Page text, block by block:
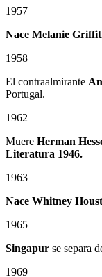
1957
Nace Melanie
1958
El contraalmirante
Portugal.
1962
Muere Herman
Literatura 1946.
1963
Nace Whitney
1965
Singapur se separa
1969